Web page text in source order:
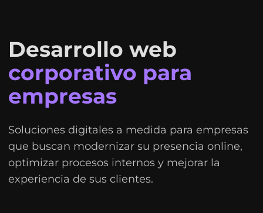
Desarrollo web
corporativo para
empresas
Soluciones digitales a medida para empresas
que buscan modernizar su presencia online,
optimizar procesos internos y mejorar la
experiencia de sus clientes.